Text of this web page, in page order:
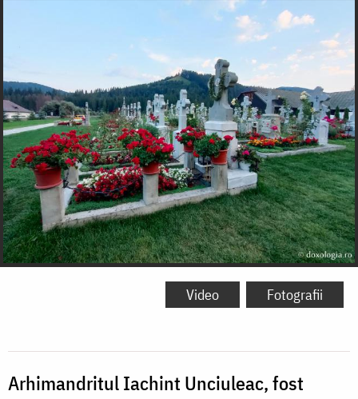
Video Fotografii
Arhimandritul Iachint Unciuleac, fost